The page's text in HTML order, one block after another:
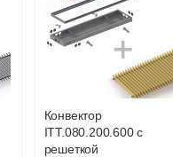
Конвектор
ITTB.090.250.900 с
GRILL.SGW-25-
41 357
Конвектор
ITT.080.200.600 с
решеткой